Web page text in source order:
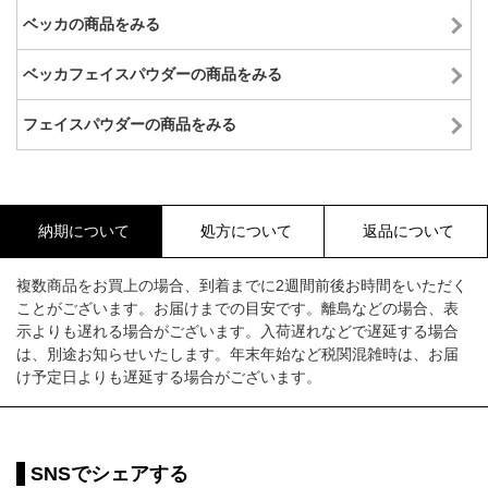
ベッカの商品をみる
ベッカフェイスパウダーの商品をみる
フェイスパウダーの商品をみる
納期について 処方について 返品について
複数商品をお買上の場合、到着までに2週間前後お時間をいただく
ことがございます。お届けまでの目安です。離島などの場合、表
示よりも遅れる場合がございます。入荷遅れなどで遅延する場合
は、別途お知らせいたします。年末年始など税関混雑時は、お届
け予定日よりも遅延する場合がございます。
SNSでシェアする